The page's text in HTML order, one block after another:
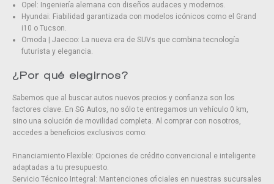
Opel: Ingeniería alemana con diseños audaces y modernos.
Hyundai: Fiabilidad garantizada con modelos icónicos como el Grand
i10 o Tucson.
Omoda | Jaecoo: La nueva era de SUVs que combina tecnología
futurista y elegancia.
¿Por qué elegirnos?
Sabemos que al buscar autos nuevos precios y confianza son los
factores clave. En SG Autos, no sólo te entregamos un vehículo 0 km,
sino una solución de movilidad completa. Al comprar con nosotros,
accedes a beneficios exclusivos como:
Financiamiento Flexible: Opciones de crédito convencional e inteligente
adaptadas a tu presupuesto.
Servicio Técnico Integral: Mantenciones oficiales en nuestras sucursales